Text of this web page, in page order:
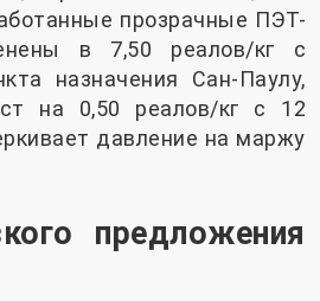
прозрачные ПЭТ-
в 7,50 реалов/кг с
назначения Сан-Паулу,
на 0,50 реалов/кг с 12
давление на маржу
предложения